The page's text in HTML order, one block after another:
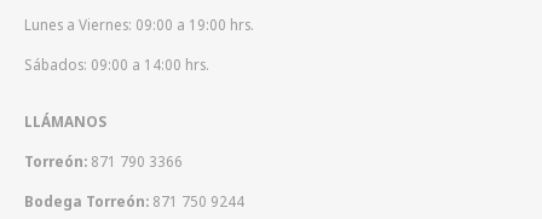
Lunes a Viernes: 09:00 a 19:00 hrs.
Sábados: 09:00 a 14:00 hrs.
LLÁMANOS
Torreón: 871 790 3366
Bodega Torreón: 871 750 9244